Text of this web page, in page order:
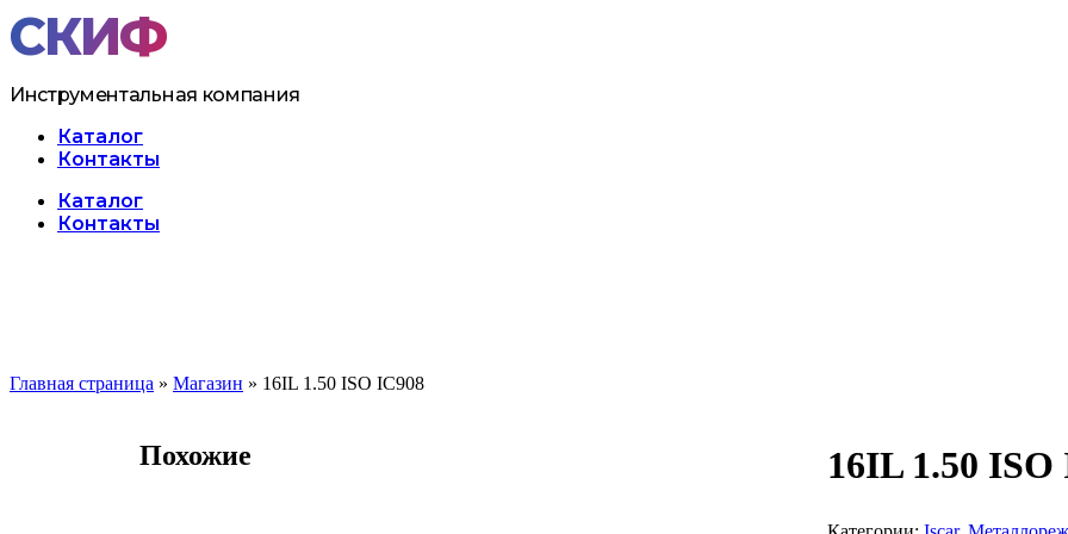
Перейти
к
содержимому
Инструментальная компания
Каталог
Контакты
МенюКаталог
Контакты
Главная страница » Магазин » 16IL 1.50 ISO IC908
16IL 1.50 ISO
Похожие